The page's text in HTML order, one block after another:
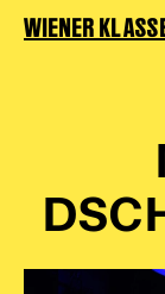
Translate to
WIENER